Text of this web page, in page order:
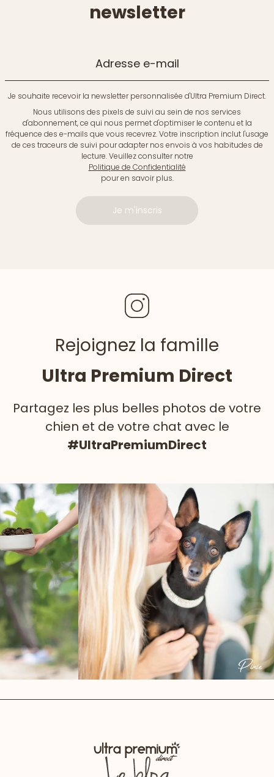
newsletter
Adresse e-mail
Je souhaite recevoir la newsletter personnalisée d'Ultra Premium Direct.
Nous utilisons des pixels de suivi au sein de nos services
d'abonnement, ce qui nous permet d'optimiser le contenu et la
fréquence des e-mails que vous recevrez. Votre inscription inclut l'usage
de ces traceurs de suivi pour adapter nos envois à vos habitudes de
lecture. Veuillez consulter notre
Politique de Confidentialité
pour en savoir plus.
Je m'inscris
Rejoignez la famille
Ultra Premium Direct
Partagez les plus belles photos de votre
chien et de votre chat avec le
#UltraPremiumDirect